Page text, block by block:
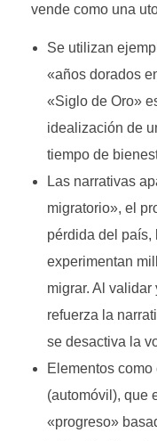
vende como una
Se utilizan
«años dorados
«Siglo de Oro»
idealización de
tiempo de
Las narrativas
migratorio», el
pérdida del país,
experimentan
migrar. Al
refuerza la
se desactiva la
Elementos
(automóvil), que
«progreso»